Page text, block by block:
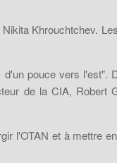
Khrouchtchev.
pouce vers l'est".
de la CIA, Robert
et à mettre